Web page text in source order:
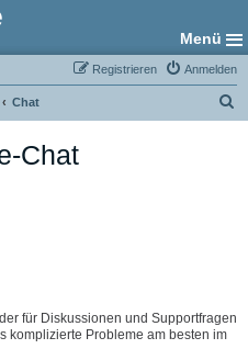
Menü
Anmelden
Registrieren
Chat
Chat
für Diskussionen und Supportfragen
komplizierte Probleme am besten im